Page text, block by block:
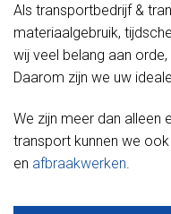
Als transportbedrijf &
materiaalgebruik,
wij veel belang aan
Daarom zijn we uw
We zijn meer dan alleen
transport kunnen we ook
en afbraakwerken